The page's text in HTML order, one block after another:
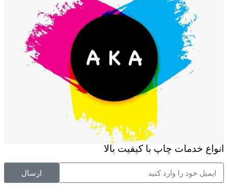
انواع خدمات چاپ با کیفیت بالا
ارسال